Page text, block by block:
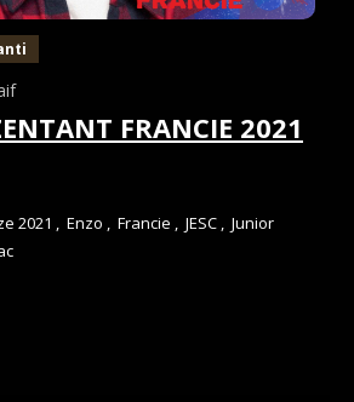
FRANCIE 2021
2021 , Enzo , Francie , JESC , Junior